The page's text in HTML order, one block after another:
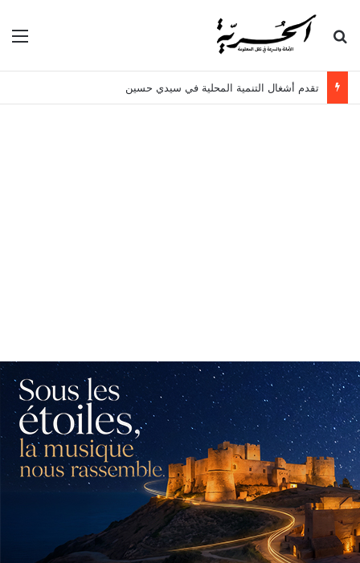
بحث عن
تقدم أشغال التنمية المحلية في سيدي حسين